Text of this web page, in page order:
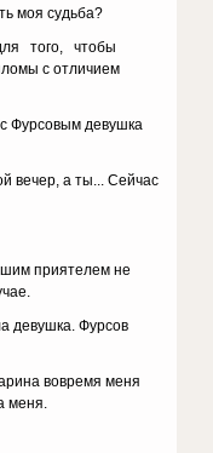
моя судьба?
того, чтобы
с отличием
Фурсовым девушка
вечер, а ты... Сейчас
приятелем не
девушка. Фурсов
вовремя меня
меня.